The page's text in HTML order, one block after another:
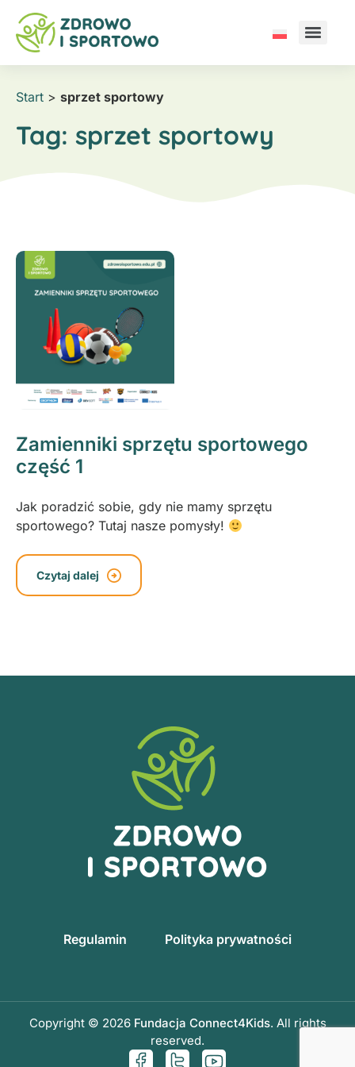
Start > sprzet sportowy
Tag: sprzet sportowy
Zamienniki sprzętu sportowego
część 1
Jak poradzić sobie, gdy nie mamy sprzętu
sportowego? Tutaj nasze pomysły!
Czytaj dalej
Regulamin Polityka prywatności
Copyright © 2026 Fundacja Connect4Kids. All rights
reserved.